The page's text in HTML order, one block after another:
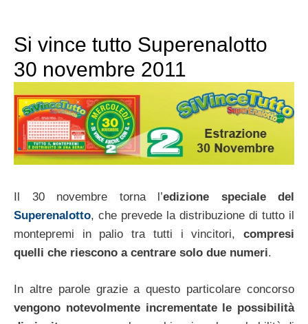
Si vince tutto Superenalotto
30 novembre 2011
Il 30 novembre torna l’edizione speciale del
Superenalotto, che prevede la distribuzione di tutto il
montepremi in palio tra tutti i vincitori, compresi
quelli che riescono a centrare solo due numeri.
In altre parole grazie a questo particolare concorso
vengono notevolmente incrementate le possibilità